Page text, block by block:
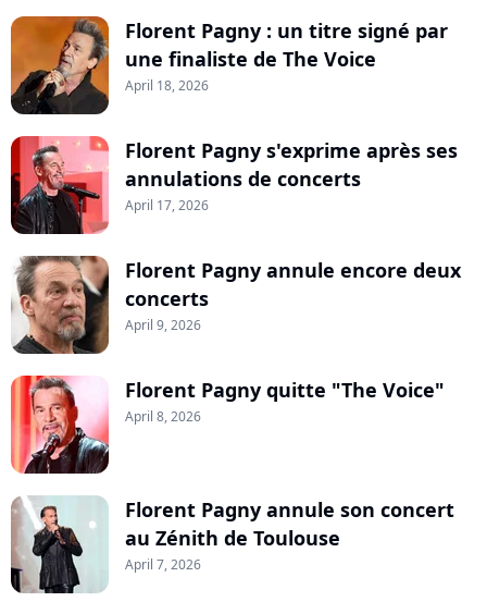
Florent Pagny : un titre signé par
une finaliste de The Voice
April 18, 2026
Florent Pagny s'exprime après ses
annulations de concerts
April 17, 2026
Florent Pagny annule encore deux
concerts
April 9, 2026
Florent Pagny quitte "The Voice"
April 8, 2026
Florent Pagny annule son concert
au Zénith de Toulouse
April 7, 2026